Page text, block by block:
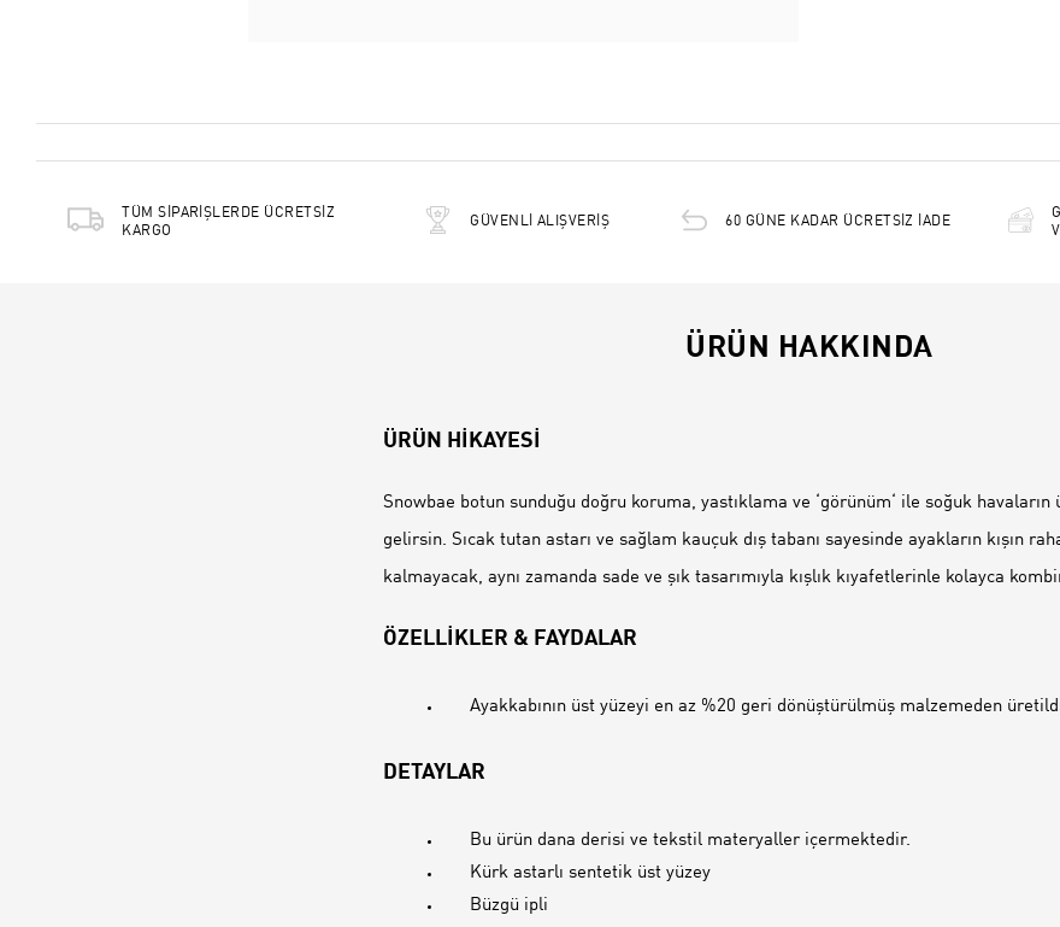
TÜM SİPARİŞLERDE ÜCRETSİZ
KARGO
GÜVENLİ ALIŞVERİŞ 60 GÜNE KADAR ÜCRETSİZ İADE
ÜRÜN HAKKINDA
ÜRÜN HİKAYESİ
Snowbae botun sunduğu doğru koruma, yastıklama ve ‘görünüm‘ ile soğuk havaların
gelirsin. Sıcak tutan astarı ve sağlam kauçuk dış tabanı sayesinde ayakların kışın
kalmayacak, aynı zamanda sade ve şık tasarımıyla kışlık kıyafetlerinle kolayca
ÖZELLİKLER & FAYDALAR
Ayakkabının üst yüzeyi en az %20 geri dönüştürülmüş malzemeden
DETAYLAR
Bu ürün dana derisi ve tekstil materyaller içermektedir.
Kürk astarlı sentetik üst yüzey
Büzgü ipli